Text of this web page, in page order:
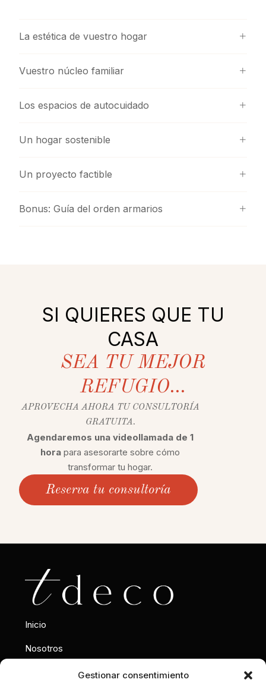
Gestionar consentimiento
La estética de vuestro hogar
Vuestro núcleo familiar
Los espacios de autocuidado
Un hogar sostenible
Un proyecto factible
Bonus: Guía del orden armarios
SI QUIERES QUE TU
CASA
SEA TU MEJOR
REFUGIO...
APROVECHA AHORA TU CONSULTORÍA
GRATUITA.
Agendaremos una videollamada de 1
hora para asesorarte sobre cómo
transformar tu hogar.
Reserva tu consultoría
Inicio
Nosotros